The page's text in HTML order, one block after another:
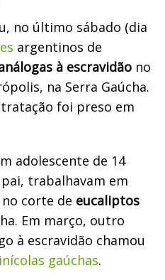
no último sábado (dia
argentinos de
à escravidão no
na Serra Gaúcha.
foi preso em
adolescente de 14
trabalhavam em
corte de eucaliptos
Em março, outro
à escravidão chamou
gaúchas.